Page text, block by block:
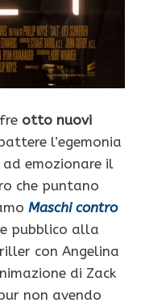
otto nuovi
l’egemonia
emozionare il
che puntano
Maschi contro
pubblico alla
con Angelina
di Zack
non avendo